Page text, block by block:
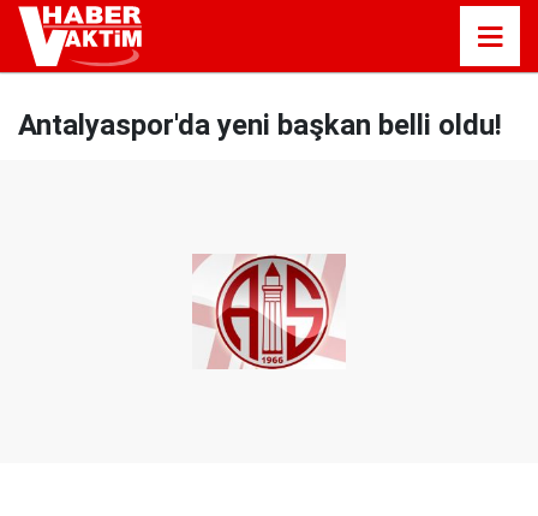
Antalyaspor'da yeni başkan belli oldu!